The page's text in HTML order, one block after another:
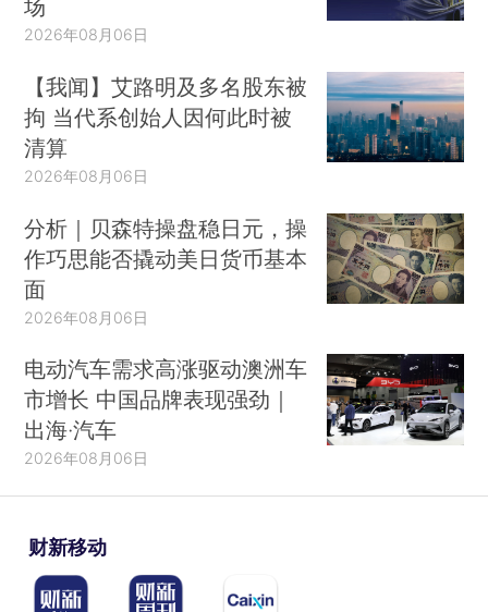
场
2026年08月06日
【我闻】艾路明及多名股东被
拘 当代系创始人因何此时被
清算
2026年08月06日
分析｜贝森特操盘稳日元，操
作巧思能否撬动美日货币基本
面
2026年08月06日
电动汽车需求高涨驱动澳洲车
市增长 中国品牌表现强劲｜
出海·汽车
2026年08月06日
财新移动